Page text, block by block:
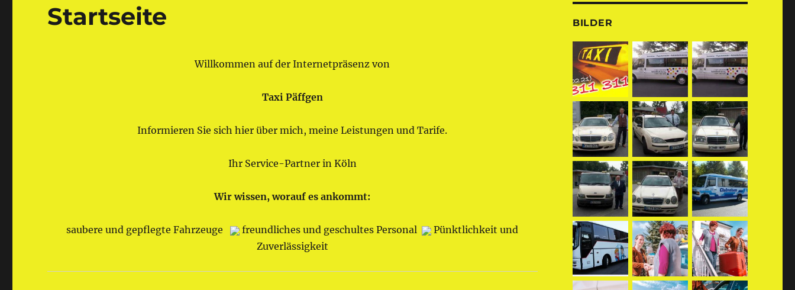
Startseite
Willkommen auf der Internetpräsenz von
Taxi Päffgen
Informieren Sie sich hier über mich, meine Leistungen und Tarife.
Ihr Service-Partner in Köln
Wir wissen, worauf es ankommt:
saubere und gepflegte Fahrzeuge freundliches und geschultes Personal
Pünktlichkeit und
Zuverlässigkeit
BILDER